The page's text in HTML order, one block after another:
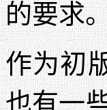
的要求
作为初